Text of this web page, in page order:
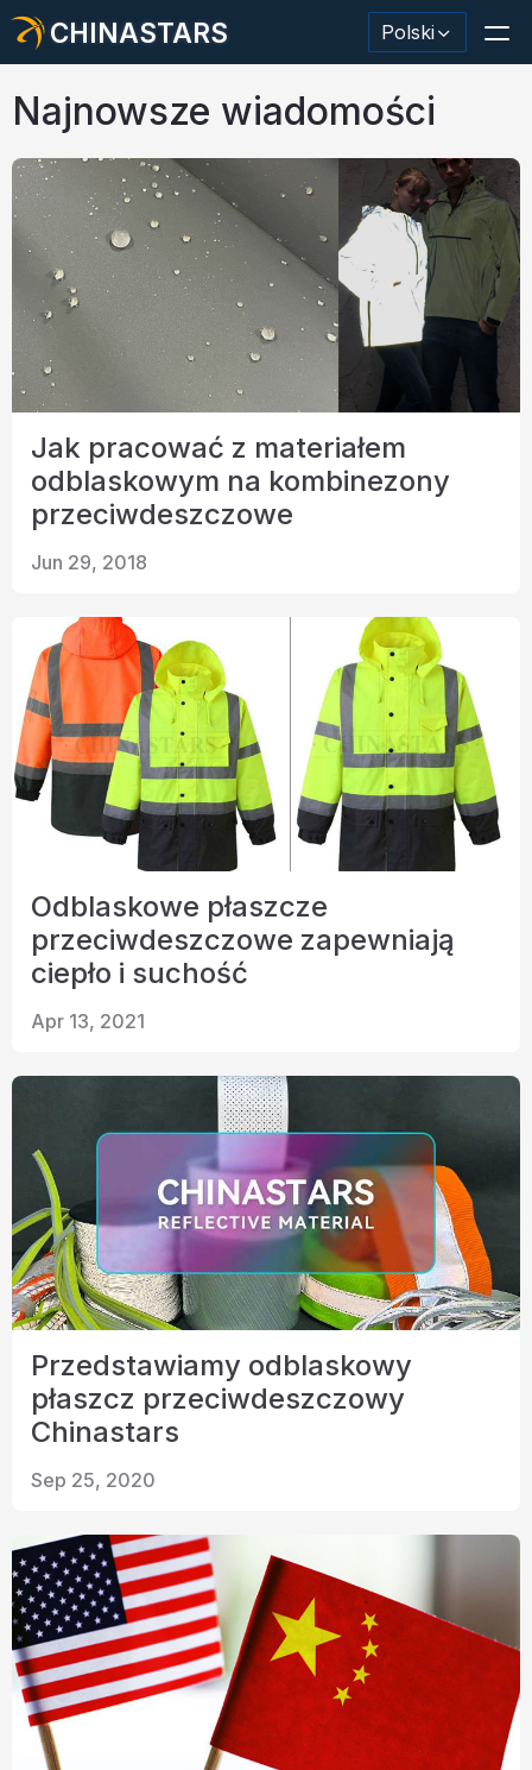
CHINASTARS Polski
Materiał odblaskowy/taśma
Modna tkanina odblaskowa
Odzież ochronna
Materiał świecący w ciemności
Przemysłowe mycie wykończeniowe
Informacje o CHINASTARS
Nowy produkt
Certyfikat
Wideo
Kontakt
Najnowsze wiadomości
Jak pracować z materiałem
odblaskowym na kombinezony
przeciwdeszczowe
Jun 29, 2018
Odblaskowe płaszcze
przeciwdeszczowe zapewniają
ciepło i suchość
Apr 13, 2021
Przedstawiamy odblaskowy
płaszcz przeciwdeszczowy
Chinastars
Sep 25, 2020